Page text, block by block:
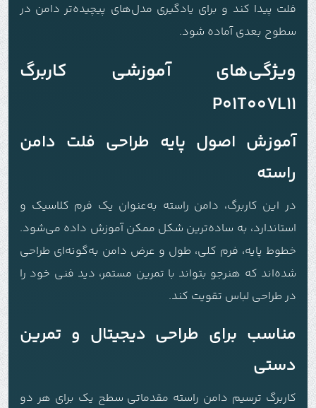
فلت پیدا کند و برای یادگیری مدل‌های پیچیده‌تر دامن در
سطوح بعدی آماده شود.
ویژگی‌های آموزشی کاربرگ
P01T007L11
آموزش اصول پایه طراحی فلت دامن
راسته
در این کاربرگ، دامن راسته به‌عنوان یک فرم کلاسیک و
استاندارد، به ساده‌ترین شکل ممکن آموزش داده می‌شود.
خطوط پایه، فرم کلی، طول و عرض دامن به‌گونه‌ای طراحی
شده‌اند که هنرجو بتواند با تمرین مستمر، دید فنی خود را
در طراحی لباس تقویت کند.
مناسب برای طراحی دیجیتال و تمرین
دستی
کاربرگ ترسیم دامن راسته مقدماتی سطح یک برای هر دو